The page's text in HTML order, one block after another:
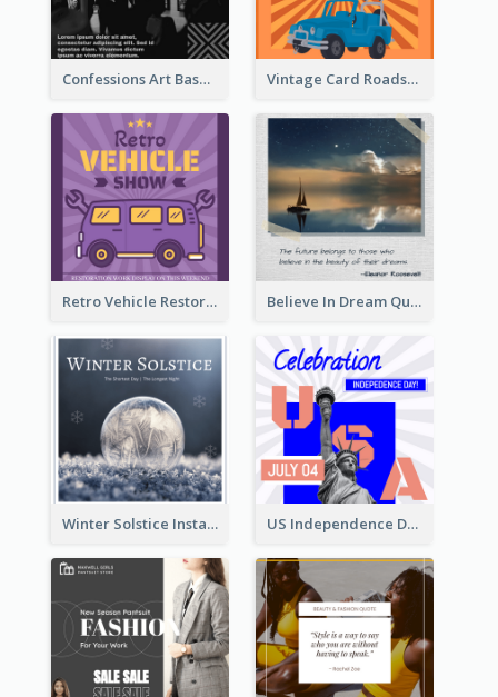
Confessions Art Basel Instagram Post Vintage Card Roadshow Instagram Post
Retro Vehicle Restoration Instagram Post Believe In Dream Quote Instagram Post
Winter Solstice Instagram Post US Independence Day Instagram Post